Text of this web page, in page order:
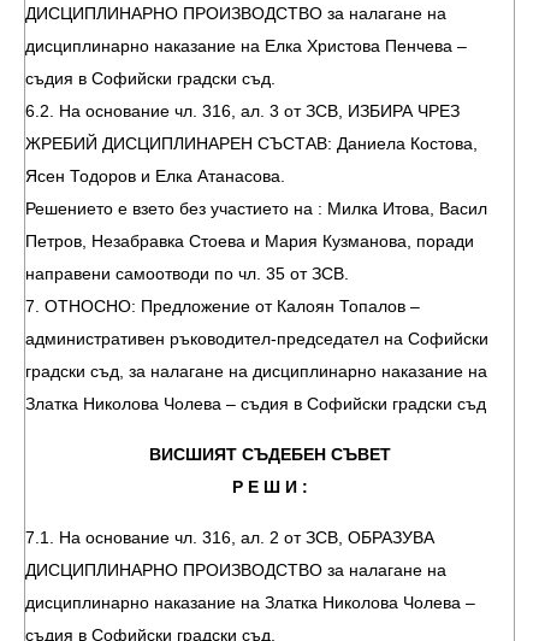
ДИСЦИПЛИНАРНО ПРОИЗВОДСТВО за налагане на
дисциплинарно наказание на Елка Христова Пенчева –
съдия в Софийски градски съд.
6.2. На основание чл. 316, ал. 3 от ЗСВ, ИЗБИРА ЧРЕЗ
ЖРЕБИЙ ДИСЦИПЛИНАРЕН СЪСТАВ: Даниела Костова,
Ясен Тодоров и Елка Атанасова.
Решението е взето без участието на : Милка Итова, Васил
Петров, Незабравка Стоева и Мария Кузманова, поради
направени самоотводи по чл. 35 от ЗСВ.
7. ОТНОСНО: Предложение от Калоян Топалов –
административен ръководител-председател на Софийски
градски съд, за налагане на дисциплинарно наказание на
Златка Николова Чолева – съдия в Софийски градски съд
ВИСШИЯТ СЪДЕБЕН СЪВЕТ
Р Е Ш И :
7.1. На основание чл. 316, ал. 2 от ЗСВ, ОБРАЗУВА
ДИСЦИПЛИНАРНО ПРОИЗВОДСТВО за налагане на
дисциплинарно наказание на Златка Николова Чолева –
съдия в Софийски градски съд.